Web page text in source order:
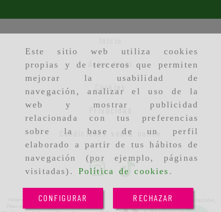
Este sitio web utiliza cookies
propias y de terceros que permiten
mejorar la usabilidad de
navegación, analizar el uso de la
web y mostrar publicidad
relacionada con tus preferencias
sobre la base de un perfil
elaborado a partir de tus hábitos de
navegación (por ejemplo, páginas
visitadas). Política de cookies .
CONFIGURAR RECHAZAR
Aviso legal
Cookies
Privacidad
Condiciones venta online